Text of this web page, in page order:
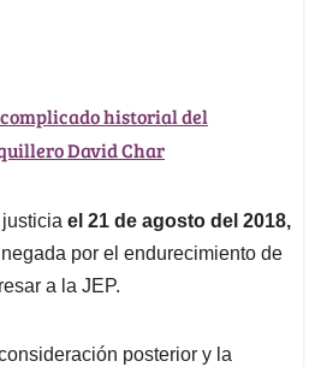
historial del
David Char
justicia el 21 de agosto del 2018,
por el endurecimiento de
a la JEP.
posterior y la